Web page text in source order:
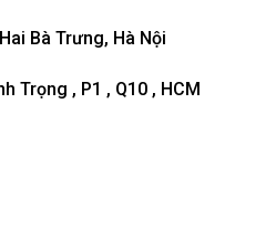
Bà Trưng, Hà Nội
Trọng , P1 , Q10 , HCM